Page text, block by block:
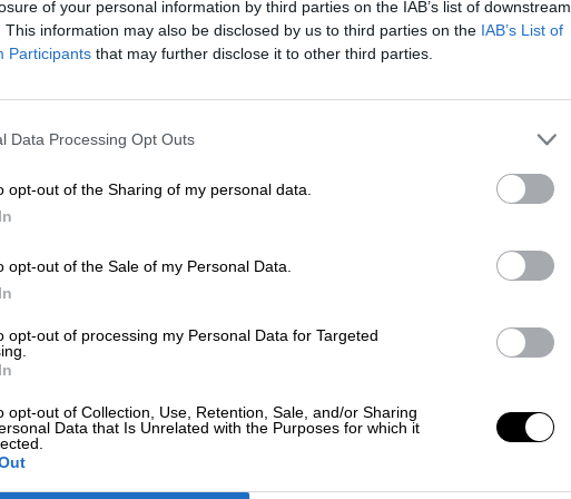
of your personal information by third parties on the IAB’s list of downstream
This information may also be disclosed by us to third parties on the IAB’s List of
Participants that may further disclose it to other third parties.
Data Processing Opt Outs
opt-out of the Sharing of my personal data.
opt-out of the Sale of my Personal Data.
opt-out of processing my Personal Data for Targeted
opt-out of Collection, Use, Retention, Sale, and/or Sharing
Data that Is Unrelated with the Purposes for which it
de la cartera de Exterioreshasta que haya
Borrella Bruselas, donde este domingoasumirá
europea
los cooperantes españoles que trabajan
es inminente y es una situación que
para el turismo español
o para temporadas más largas los ya
campamentos saharauis de Tinduf
organizados en colaboración con administraciones
, donde la semana arrancó conla muerte de 13
entre dos helicópteros
de Exteriores